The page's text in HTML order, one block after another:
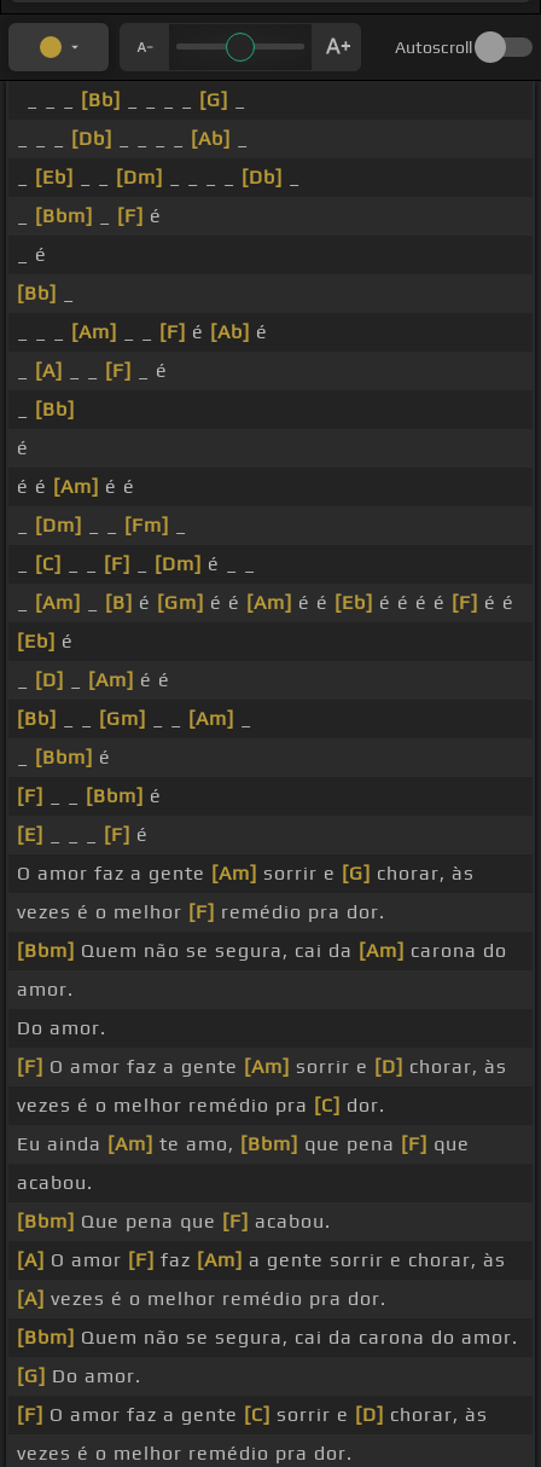
Autoscroll
[Bb] [G]
[Db] [Ab]
[Eb] [Dm] [Db]
[Bbm] [F] é
_ é
[Bb]
[Am] [F] é [Ab] é
[A] [F]
_ é
[Bb]
é
é é [Am] é é
[Dm] [Fm]
[C] [F] [Dm] é _ _
[Am] [B] é [Gm] é é [Am] é é [Eb] é é é é [F] é é
[Eb] é
[D] [Am] é é
[Bb]
[Gm] [Am]
[Bbm] é
[F]
[Bbm] é
[E]
[F] é
O amor faz a gente [Am] sorrir e [G] chorar, às
vezes é o melhor [F] remédio pra dor.
[Bbm] Quem não se segura, cai da [Am] carona do
amor.
Do amor.
[F] O amor faz a gente [Am] sorrir e [D] chorar, às
vezes é o melhor remédio pra [C] dor.
Eu ainda [Am] te amo, [Bbm] que pena [F] que
acabou.
[Bbm] Que pena que [F] acabou.
[A] O amor [F] faz [Am] a gente sorrir e chorar, às
[A] vezes é o melhor remédio pra dor.
[Bbm] Quem não se segura, cai da carona do amor.
[G] Do amor.
[F] O amor faz a gente [C] sorrir e [D] chorar, às
vezes é o melhor remédio pra dor.